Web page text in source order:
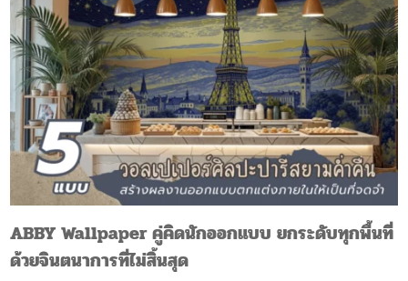
ABBY Wallpaper คู่คิดนักออกแบบ ยกระดับทุกพื้นที่
ด้วยจินตนาการที่ไม่สิ้นสุด